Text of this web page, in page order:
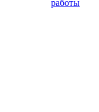
работы